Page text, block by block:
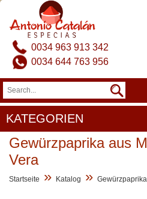
0034 963 913 342
0034 644 763 956
KATEGORIEN
Gewürzpaprika aus
Vera
Startseite » Katalog »